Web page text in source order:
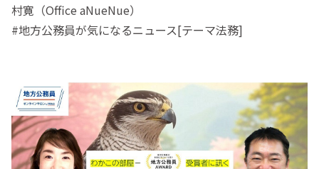
村寛（Office aNueNue）
#地方公務員が気になるニュース[テーマ法務]